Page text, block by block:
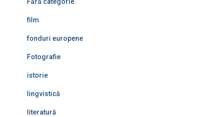
film
fonduri europene
Fotografie
istorie
lingvistică
literatură